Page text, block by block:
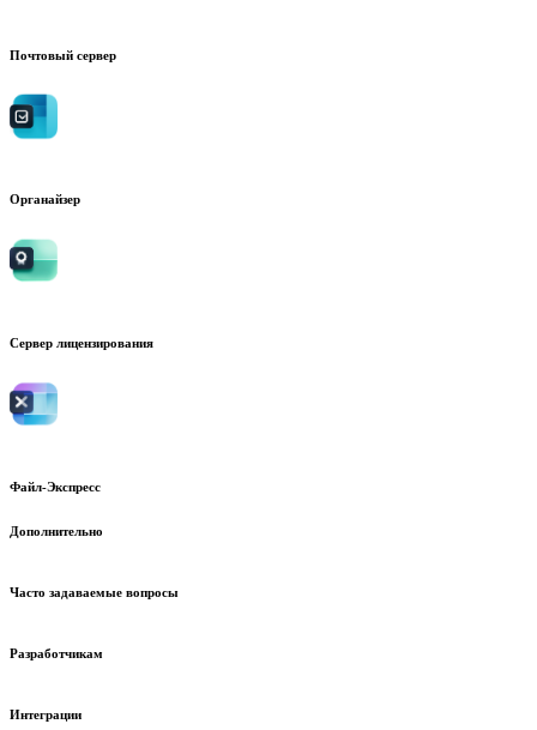
Почтовый сервер
Органайзер
Сервер лицензирования
Файл-Экспресс
Дополнительно
Часто задаваемые вопросы
Разработчикам
Интеграции